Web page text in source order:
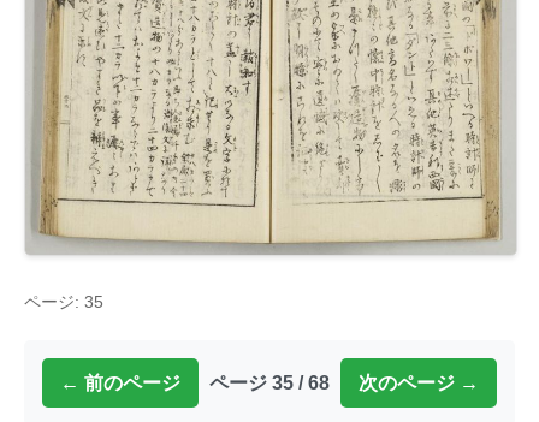
ページ: 35
← 前のページ ページ 35 / 68 次のページ →